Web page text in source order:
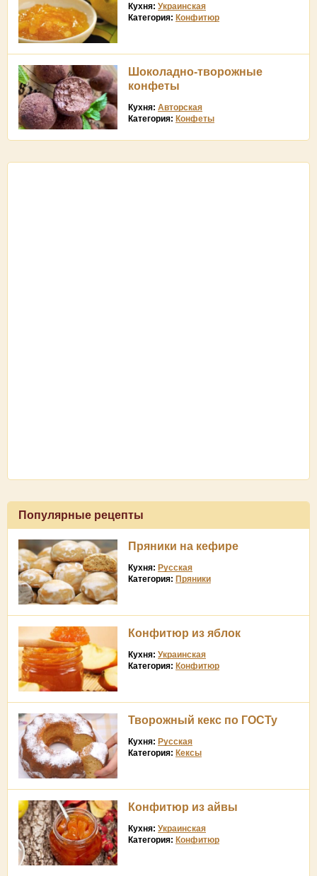
Кухня: Украинская
Категория: Конфитюр
Шоколадно-творожные
конфеты
Кухня: Авторская
Категория: Конфеты
Популярные рецепты
Пряники на кефире
Кухня: Русская
Категория: Пряники
Конфитюр из яблок
Кухня: Украинская
Категория: Конфитюр
Творожный кекс по ГОСТу
Кухня: Русская
Категория: Кексы
Конфитюр из айвы
Кухня: Украинская
Категория: Конфитюр